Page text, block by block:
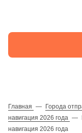
Главная — Города
навигация 2026 года —
навигация 2026 года